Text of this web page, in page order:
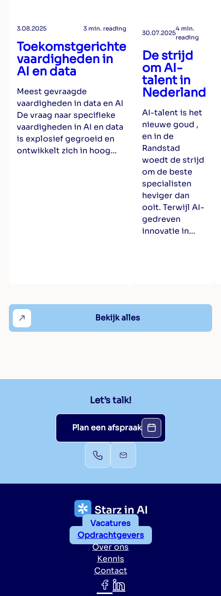
3.08.2025 3 min. reading
Toekomstgerichte
vaardigheden in
AI en data
Meest gevraagde
vaardigheden in data en AI
De vraag naar specifieke
vaardigheden in AI en data
is explosief gegroeid en
ontwikkelt zich in hoog…
30.07.2025
4 min.
reading
De strijd
om AI-
talent in
Nederland
AI-talent is het
nieuwe goud ,
en in de
Randstad
woedt de strijd
om de beste
specialisten
heviger dan
ooit. Terwijl AI-
gedreven
innovatie in…
Bekijk alles
Let’s talk!
Plan een afspraak
Vacatures
Opdrachtgevers
Over ons
Kennis
Contact